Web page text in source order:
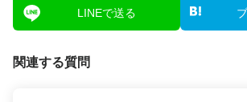
LINEで送る
関連する質問